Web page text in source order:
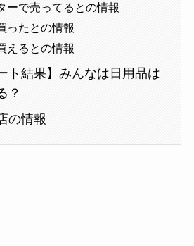
ーで売ってるとの情報
ったとの情報
えるとの情報
ト結果】みんなは日用品は
？
の情報